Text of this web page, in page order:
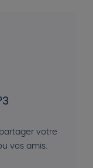
votre
vos amis.